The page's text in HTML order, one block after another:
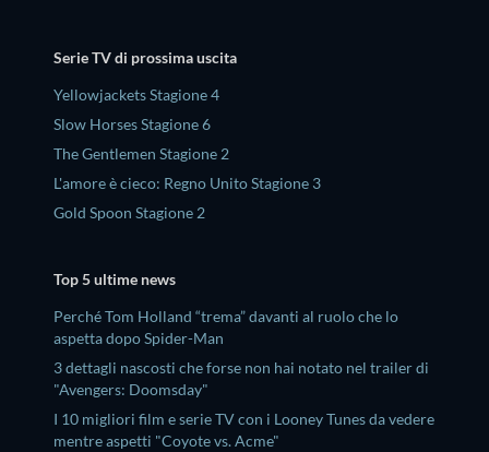
Serie TV di prossima uscita
Yellowjackets Stagione 4
Slow Horses Stagione 6
The Gentlemen Stagione 2
L'amore è cieco: Regno Unito Stagione 3
Gold Spoon Stagione 2
Top 5 ultime news
Perché Tom Holland “trema” davanti al ruolo che lo
aspetta dopo Spider-Man
3 dettagli nascosti che forse non hai notato nel trailer di
"Avengers: Doomsday"
I 10 migliori film e serie TV con i Looney Tunes da vedere
mentre aspetti "Coyote vs. Acme"